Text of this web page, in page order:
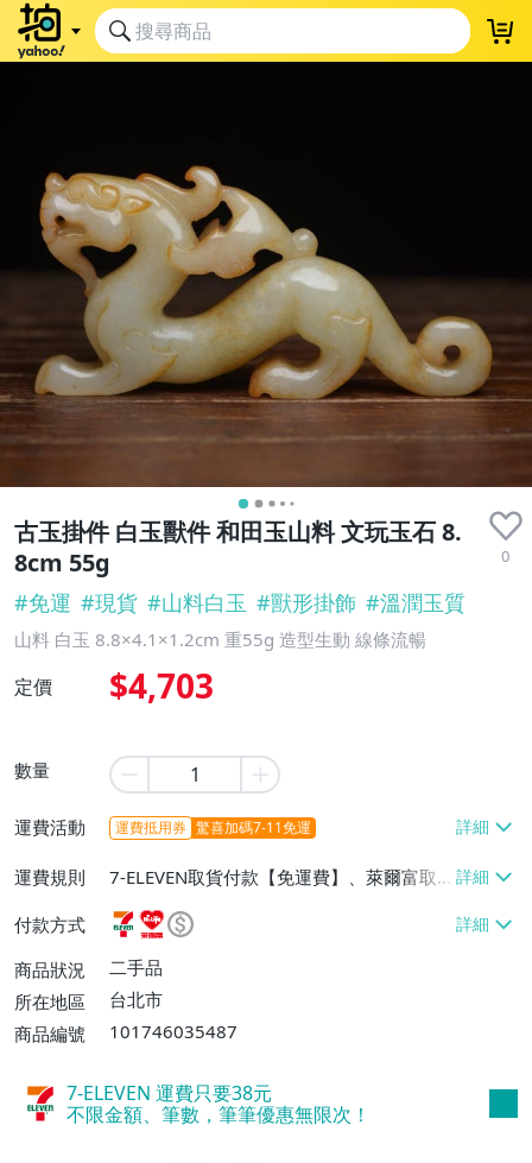
古玉掛件 白玉獸件 和田玉山料 文玩玉石 8.
8cm 55g
0
#免運 #現貨 #山料白玉 #獸形掛飾 #溫潤玉質
山料 白玉 8.8×4.1×1.2cm 重55g 造型生動 線條流暢
定價 $4,703
數量
運費活動 運費抵用券 驚喜加碼7-11免運
運費規則
7-ELEVEN取貨付款【免運費】、萊爾富取
貨付款【免運費】、宅配/貨運【免運費】
付款方式
商品狀況
二手品
所在地區
台北市
商品編號
101746035487
7-ELEVEN 運費只要38元
不限金額、筆數，筆筆優惠無限次！